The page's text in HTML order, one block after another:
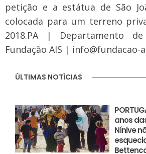
petição e a estátua de São
colocada para um terreno
2018.PA | Departamento
Fundação AIS | info@fundacao-
ÚLTIMAS NOTÍCIAS
anos
Nínive